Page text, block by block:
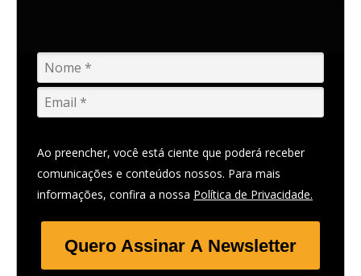
Ao preencher, você está ciente que poderá receber
comunicações e conteúdos nossos. Para mais
informações, confira a nossa Política de Privacidade.
Quero Assinar A Newsletter